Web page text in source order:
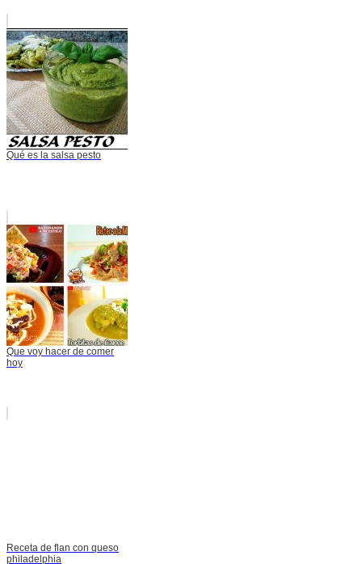
Qué es la salsa pesto
Que voy hacer de comer
hoy
Receta de flan con queso
philadelphia